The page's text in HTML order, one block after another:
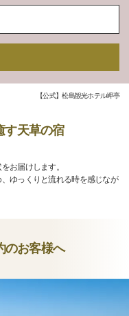
【公式】松島観光ホテル岬亭
す天草の宿
お届けします。
ゆっくりと流れる時を感じなが
のお客様へ